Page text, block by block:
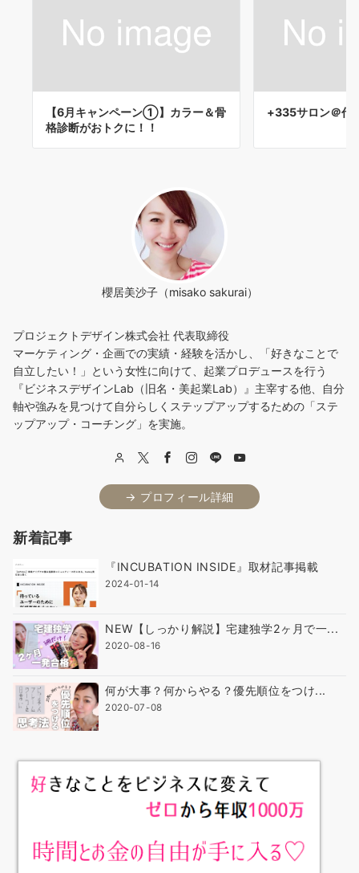
【6月キャンペーン①】カラー＆骨
格診断がおトクに！！
+335サロン＠代
櫻居美沙子（misako sakurai）
プロジェクトデザイン株式会社 代表取締役
マーケティング・企画での実績・経験を活かし、「好きなことで
自立したい！」という女性に向けて、起業プロデュースを行う
『ビジネスデザインLab（旧名・美起業Lab）』主宰する他、自分
軸や強みを見つけて自分らしくステップアップするための「ステ
ップアップ・コーチング」を実施。
→ プロフィール詳細
新着記事
『INCUBATION INSIDE』取材記事掲載
2024-01-14
NEW【しっかり解説】宅建独学2ヶ月で一...
2020-08-16
何が大事？何からやる？優先順位をつけ...
2020-07-08